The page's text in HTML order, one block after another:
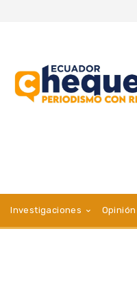
Investigaciones Opinión